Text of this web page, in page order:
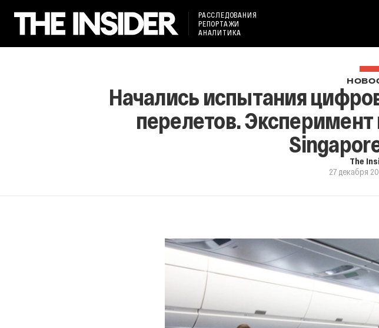
РАССЛЕДОВАНИЯ
РЕПОРТАЖИ
АНАЛИТИКА
Начались испытания
перелетов.
The
27 декабря